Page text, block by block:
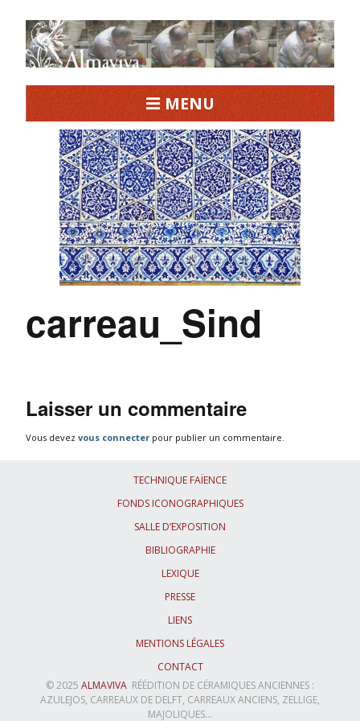
MENU
carreau_Sind
Laisser un commentaire
Vous devez vous connecter pour publier un commentaire.
TECHNIQUE FAÏENCE
FONDS ICONOGRAPHIQUES
SALLE D’EXPOSITION
BIBLIOGRAPHIE
LEXIQUE
PRESSE
LIENS
MENTIONS LÉGALES
CONTACT
© 2025 ALMAVIVA RÉÉDITION DE CÉRAMIQUES ANCIENNES :
AZULEJOS, CARREAUX DE DELFT, CARREAUX ANCIENS, ZELLIGE,
MAJOLIQUES...